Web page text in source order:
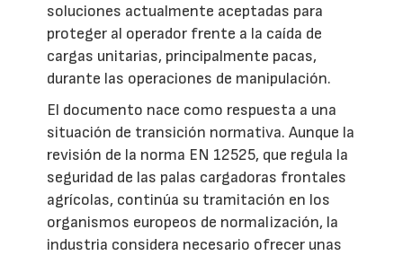
soluciones actualmente aceptadas para
proteger al operador frente a la caída de
cargas unitarias, principalmente pacas,
durante las operaciones de manipulación.
El documento nace como respuesta a una
situación de transición normativa. Aunque la
revisión de la norma EN 12525, que regula la
seguridad de las palas cargadoras frontales
agrícolas, continúa su tramitación en los
organismos europeos de normalización, la
industria considera necesario ofrecer unas